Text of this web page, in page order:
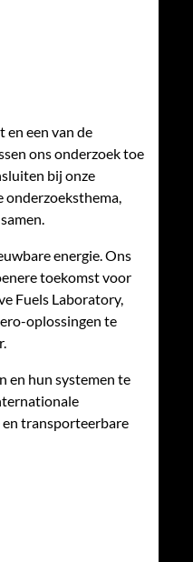
een van de
ons onderzoek toe
bij onze
onderzoeksthema,
energie. Ons
toekomst voor
Fuels Laboratory,
oplossingen te
en hun systemen te
en transporteerbare